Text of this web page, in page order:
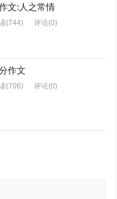
文:人之常情
(744) 评论(0)
作文
(706) 评论(0)